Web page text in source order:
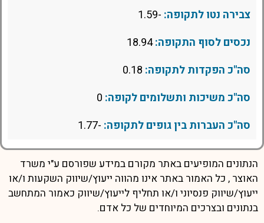
צבירה נטו לתקופה: -1.59
נכסים לסוף התקופה:18.94
סה"כ הפקדות לתקופה:
סה"כ משיכות ותשלומים לקופה:
סה"כ העברות בין גופים לתקופה: -1.77
הנתונים המופיעים באתר מקורם במידע שפורסם ע"י משרד
האוצר , כל האמור באתר אינו מהווה ייעוץ/שיווק השקעות ו/או
ייעוץ/שיווק פנסיוני ו/או תחליף לייעוץ/שיווק כאמור המתחשב
בנתונים ובצרכים המיוחדים של כל אדם.